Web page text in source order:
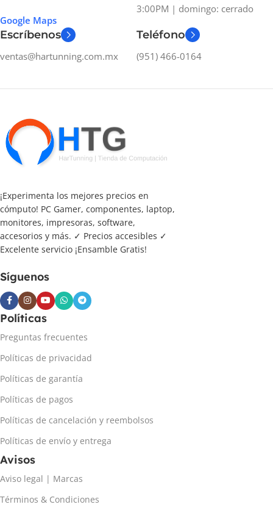
Google Maps
3:00PM | domingo: cerrado
Escríbenos
ventas@hartunning.com.mx
Teléfono
(951) 466-0164
¡Experimenta los mejores precios en
cómputo! PC Gamer, componentes, laptop,
monitores, impresoras, software,
accesorios y más. ✓ Precios accesibles ✓
Excelente servicio ¡Ensamble Gratis!
Síguenos
Políticas
Preguntas frecuentes
Políticas de privacidad
Políticas de garantía
Políticas de pagos
Políticas de cancelación y reembolsos
Políticas de envío y entrega
Avisos
Aviso legal | Marcas
Términos & Condiciones